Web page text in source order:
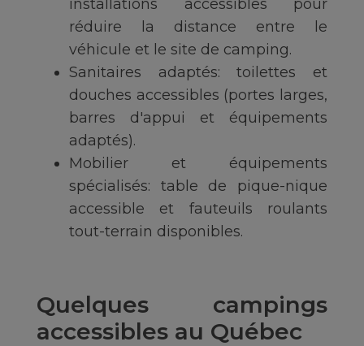
installations accessibles pour
réduire la distance entre le
véhicule et le site de camping.
Sanitaires adaptés: toilettes et
douches accessibles (portes larges,
barres d'appui et équipements
adaptés).
Mobilier et équipements
spécialisés: table de pique-nique
accessible et fauteuils roulants
tout-terrain disponibles.
Quelques campings
accessibles au Québec